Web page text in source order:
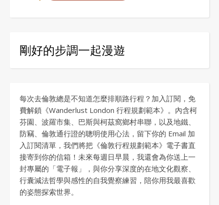
剛好的步調一起漫遊
每次去倫敦總是不知道怎麼排順路行程？加入訂閱，免
費解鎖《Wanderlust London 行程規劃範本》。內含柯
芬園、波羅市集、巴斯與柯茲窩鄉村串聯，以及地鐵、
防竊、倫敦通行證的聰明使用心法，留下你的 Email 加
入訂閱清單，我們將把《倫敦行程規劃範本》電子書直
接寄到你的信箱！未來每週日早晨，我還會為你送上一
封專屬的「電子報」，與你分享深度的在地文化觀察、
行囊減法哲學與感性的自我覺察練習，陪你用我最喜歡
的姿態探索世界。